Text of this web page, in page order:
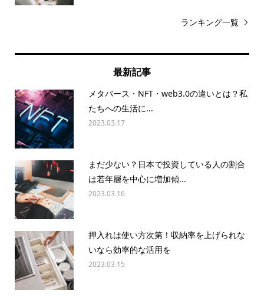
ランキング一覧
最新記事
メタバース・NFT・web3.0の違いとは？私
たちへの生活に...
2023.03.17
まだ少ない？日本で投資している人の割合
は若年層を中心に増加傾...
2023.03.16
押入れは使い方次第！収納率を上げられな
いなら効率的な活用を
2023.03.15